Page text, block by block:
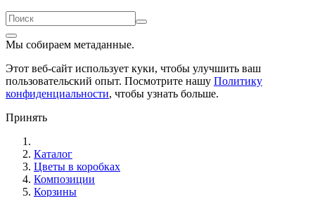
Мы собираем метаданные.
Этот веб-сайт использует куки, чтобы улучшить ваш
пользовательский опыт. Посмотрите нашу Политику
конфиденциальности, чтобы узнать больше.
Принять
Каталог
Цветы в коробках
Композиции
Корзины